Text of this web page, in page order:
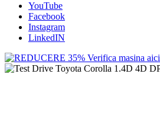
YouTube
Facebook
Instagram
LinkedIN